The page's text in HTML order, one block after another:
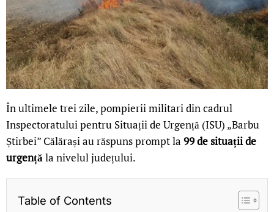
În ultimele trei zile, pompierii militari din cadrul
Inspectoratului pentru Situații de Urgență (ISU) „Barbu
Știrbei” Călărași au răspuns prompt la 99 de situații de
urgențăla nivelul județului.
Table of Contents